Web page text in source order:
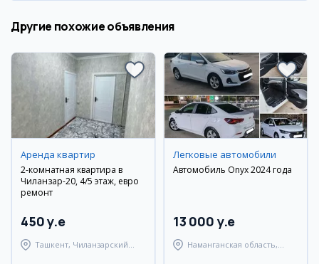
Другие похожие объявления
Аренда квартир
2-комнатная квартира в
Чиланзар-20, 4/5 этаж, евро
ремонт
450 y.e
Ташкент, Чиланзарский
Легковые автомобили
Автомобиль Onyx 2024 года
13 000 y.e
Наманганская область,